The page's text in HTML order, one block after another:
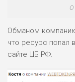
О
Обманом
что ресурс попал
сайте ЦБ РФ.